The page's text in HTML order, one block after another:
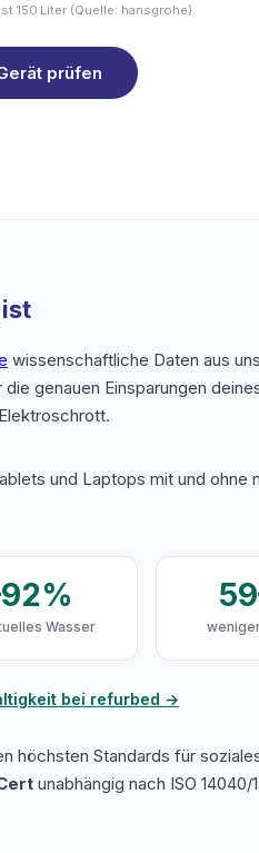
150 Liter (Quelle: hansgrohe).
prüfen
wissenschaftliche Daten aus
die genauen Einsparungen
und Laptops mit und ohne
Wasser
bei refurbed →
höchsten Standards für
unabhängig nach ISO